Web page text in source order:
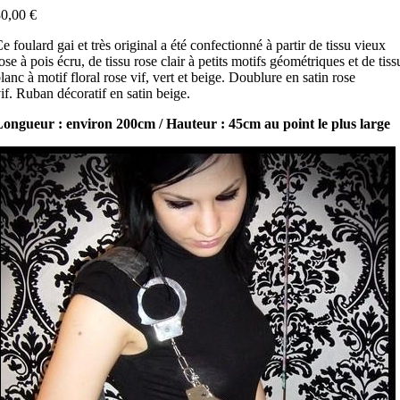
€
foulard gai et très original a été confectionné à partir de tissu vieux
à pois écru, de tissu rose clair à petits motifs géométriques et de
à motif floral rose vif, vert et beige. Doublure en satin rose
Ruban décoratif en satin beige.
: environ 200cm / Hauteur : 45cm au point le plus large